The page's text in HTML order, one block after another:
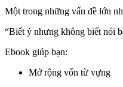
Một trong những vấn đề lớn
“Biết ý nhưng không biết nói
Ebook giúp bạn:
Mở rộng vốn từ vựng